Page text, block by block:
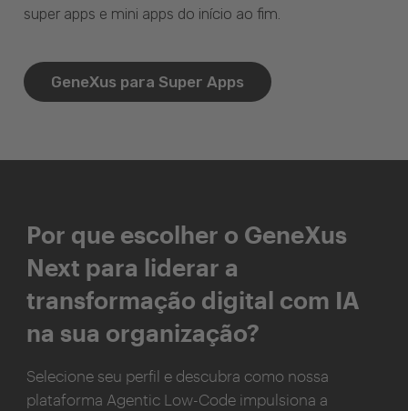
super apps e mini apps do início ao fim.
GeneXus para Super Apps
Por que escolher o GeneXus
Next para liderar a
transformação digital com IA
na sua organização?
Selecione seu perfil e descubra como nossa
plataforma Agentic Low-Code impulsiona a